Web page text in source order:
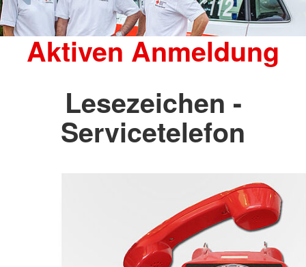
Aktiven Anmeldung
Lesezeichen -
Servicetelefon